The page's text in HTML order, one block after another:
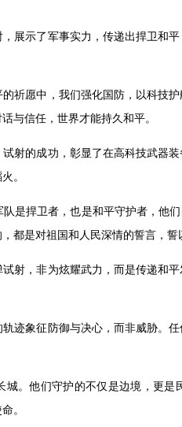
展示了军事实力，传递出捍卫和
祈愿中，我们强化国防，以科技
与信任，世界才能持久和平。
射的成功，彰显了在高科技武器
。
是捍卫者，也是和平守护者，他
都是对祖国和人民深情的誓言，
射，非为炫耀武力，而是传递和
迹象征防御与决心，而非威胁。
城。他们守护的不仅是边境，更
。